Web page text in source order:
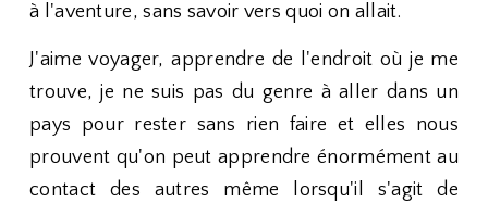
à l'aventure, sans savoir vers quoi on allait.
J'aime voyager, apprendre de l'endroit où je me
trouve, je ne suis pas du genre à aller dans un
pays pour rester sans rien faire et elles nous
prouvent qu'on peut apprendre énormément au
contact des autres même lorsqu'il s'agit de